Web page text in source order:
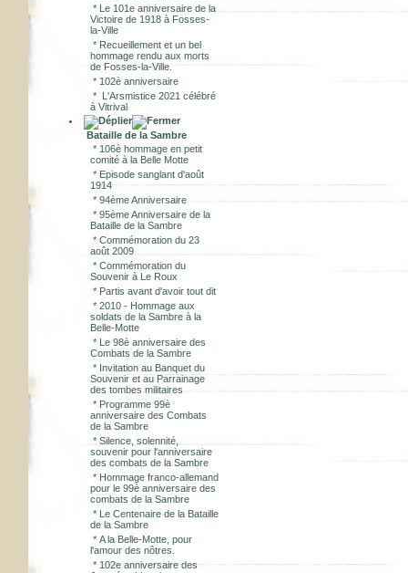
* Le 101e anniversaire de la
Victoire de 1918 à Fosses-
la-Ville
* Recueillement et un bel
hommage rendu aux morts
de Fosses-la-Ville.
* 102è anniversaire
* L'Arsmistice 2021 célébré
à Vitrival
Bataille de la Sambre
* 106è hommage en petit
comité à la Belle Motte
* Episode sanglant d'août
1914
* 94ème Anniversaire
* 95ème Anniversaire de la
Bataille de la Sambre
* Commémoration du 23
août 2009
* Commémoration du
Souvenir à Le Roux
* Partis avant d'avoir tout dit
* 2010 - Hommage aux
soldats de la Sambre à la
Belle-Motte
* Le 98è anniversaire des
Combats de la Sambre
* Invitation au Banquet du
Souvenir et au Parrainage
des tombes militaires
* Programme 99è
anniversaire des Combats
de la Sambre
* Silence, solennité,
souvenir pour l'anniversaire
des combats de la Sambre
* Hommage franco-allemand
pour le 99è anniversaire des
combats de la Sambre
* Le Centenaire de la Bataille
de la Sambre
* A la Belle-Motte, pour
l'amour des nôtres.
* 102e anniversaire des